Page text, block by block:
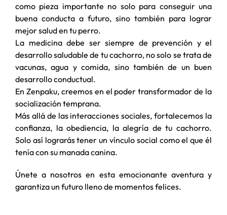
como pieza importante no solo para conseguir una
buena conducta a futuro, sino también para lograr
mejor salud en tu perro.
La medicina debe ser siempre de prevención y el
desarrollo saludable de tu cachorro, no solo se trata de
vacunas, agua y comida, sino también de un buen
desarrollo conductual.
En Zenpaku, creemos en el poder transformador de la
socialización temprana.
Más allá de las interacciones sociales, fortalecemos la
confianza, la obediencia, la alegría de tu cachorro.
Solo así lograrás tener un vínculo social como el que él
tenía con su manada canina.
Únete a nosotros en esta emocionante aventura y
garantiza un futuro lleno de momentos felices.